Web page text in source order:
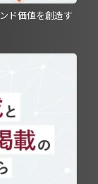
ド価値を創造す